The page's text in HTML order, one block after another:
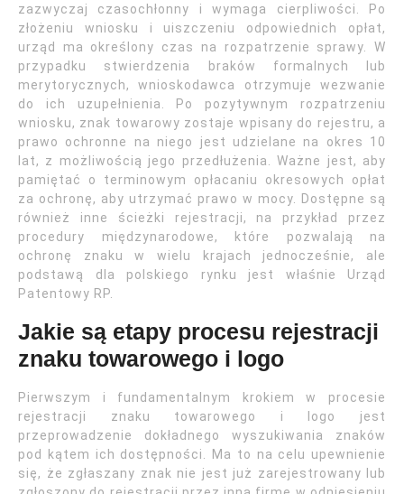
zazwyczaj czasochłonny i wymaga cierpliwości. Po
złożeniu wniosku i uiszczeniu odpowiednich opłat,
urząd ma określony czas na rozpatrzenie sprawy. W
przypadku stwierdzenia braków formalnych lub
merytorycznych, wnioskodawca otrzymuje wezwanie
do ich uzupełnienia. Po pozytywnym rozpatrzeniu
wniosku, znak towarowy zostaje wpisany do rejestru, a
prawo ochronne na niego jest udzielane na okres 10
lat, z możliwością jego przedłużenia. Ważne jest, aby
pamiętać o terminowym opłacaniu okresowych opłat
za ochronę, aby utrzymać prawo w mocy. Dostępne są
również inne ścieżki rejestracji, na przykład przez
procedury międzynarodowe, które pozwalają na
ochronę znaku w wielu krajach jednocześnie, ale
podstawą dla polskiego rynku jest właśnie Urząd
Patentowy RP.
Jakie są etapy procesu rejestracji
znaku towarowego i logo
Pierwszym i fundamentalnym krokiem w procesie
rejestracji znaku towarowego i logo jest
przeprowadzenie dokładnego wyszukiwania znaków
pod kątem ich dostępności. Ma to na celu upewnienie
się, że zgłaszany znak nie jest już zarejestrowany lub